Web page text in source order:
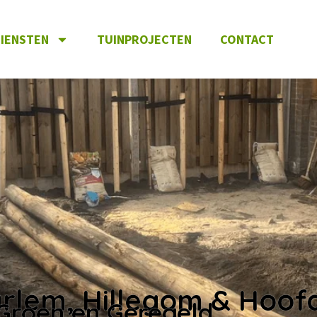
TUINPROJECTEN CONTACT
Hillegom &